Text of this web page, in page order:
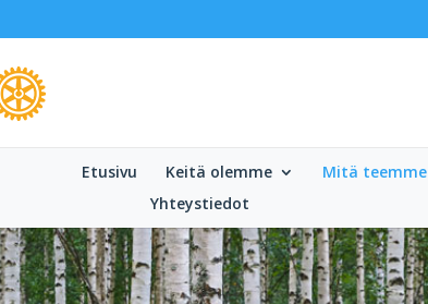
Etusivu Keitä olemme Mitä teemme
Yhteystiedot